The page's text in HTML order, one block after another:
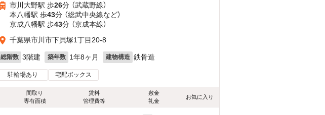
市川大野駅 歩26分 （武蔵野線）
本八幡駅 歩43分 （総武中央線など）
京成八幡駅 歩43分 （京成本線）
千葉県市川市下貝塚1丁目20-8
総階数 3階建 築年数 1年8ヶ月 建物構造 鉄骨造
駐輪場あり 宅配ボックス
間取り
専有面積
賃料
管理費等
敷金
礼金
お気に入り